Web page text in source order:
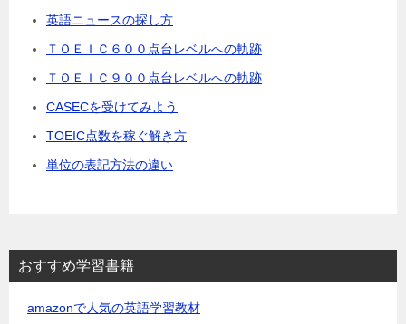
英語ニュースの探し方
ＴＯＥＩＣ６００点台レベルへの軌跡
ＴＯＥＩＣ９００点台レベルへの軌跡
CASECを受けてみよう
TOEIC点数を稼ぐ解き方
単位の表記方法の違い
おすすめ学習書籍
amazonで人気の英語学習教材